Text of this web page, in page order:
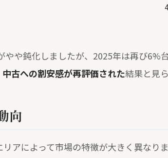
やや鈍化しましたが、2025年は再び6%
中古への割安感が再評価された結果と見
向
アによって市場の特徴が大きく異なり